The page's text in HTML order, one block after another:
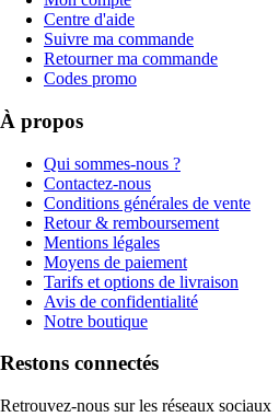
Centre d'aide
Suivre ma commande
Retourner ma commande
Codes promo
À propos
Qui sommes-nous ?
Contactez-nous
Conditions générales de vente
Retour & remboursement
Mentions légales
Moyens de paiement
Tarifs et options de livraison
Avis de confidentialité
Notre boutique
Restons connectés
Retrouvez-nous sur les réseaux sociaux